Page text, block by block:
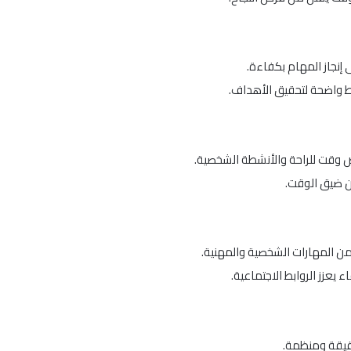
المهام بكفاءة.
واضحة لتحقيق الأهداف.
للراحة والأنشطة الشخصية.
عن ضيق الوقت.
المهارات الشخصية والمهنية.
الروابط الاجتماعية.
ومنظمة.